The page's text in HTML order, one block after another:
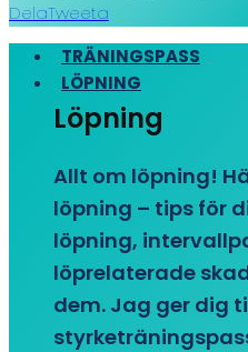
DelaTweeta
TRÄNINGSPASS
LÖPNING
Löpning
Allt om löpning!
löpning – tips för
löpning,
löprelaterade
dem. Jag ger dig